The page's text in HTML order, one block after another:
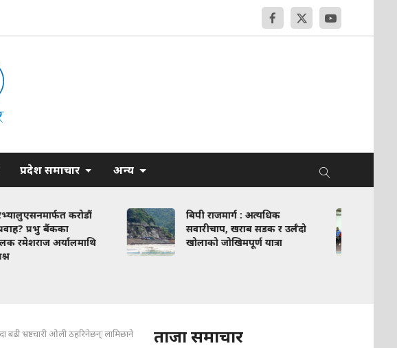
प्रदेश समाचार अन्य
बिपी राजमार्ग : अत्यधिक
सवारीचाप, खराब सडक र उर्लँदो
खोलाको जोखिमपूर्ण यात्रा
नेपाल भलिबल संघद्वारा वार्षिक
कार्यक्रम सार्वजनिक
बढी भ्रष्टचारी ओली ठहरिनेछन्ः लामिछाने ताजा समाचार